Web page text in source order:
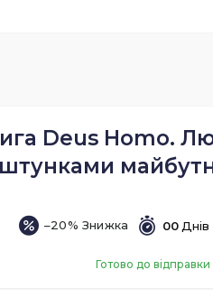
Deus Homo.
–20% 00 Днів
Готово до відправки